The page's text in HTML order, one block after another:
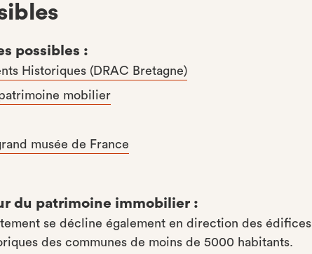
possibles :
Historiques (DRAC Bretagne)
mobilier
musée de France
du patrimoine immobilier :
se décline également en direction des édifices
des communes de moins de 5000 habitants.